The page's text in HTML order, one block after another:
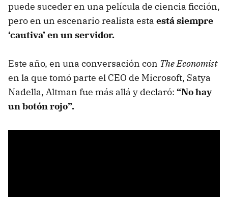
puede suceder en una película de ciencia ficción,
pero en un escenario realista esta está siempre
‘cautiva’ en un servidor.
Este año, en una conversación con The Economist
en la que tomó parte el CEO de Microsoft, Satya
Nadella, Altman fue más allá y declaró: “No hay
un botón rojo”.